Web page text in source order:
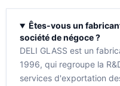
Êtes-vous un
société de négoce ?
DELI GLASS est un
1996, qui regroupe la
services d'exportation